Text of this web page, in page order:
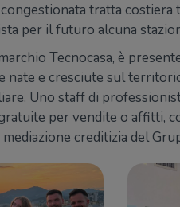
tratta costiera
per il futuro alcuna
Tecnocasa, è
nate e cresciute sul
Uno staff di
per vendite o affitti,
creditizia del